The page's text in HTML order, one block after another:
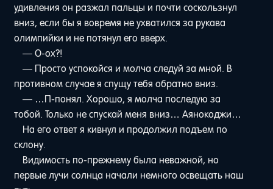
удивления он разжал пальцы и почти соскользнул
вниз, если бы я вовремя не ухватился за рукава
олимпийки и не потянул его вверх.
— О-ох?!
— Просто успокойся и молча следуй за мной. В
противном случае я спущу тебя обратно вниз.
— …П-понял. Хорошо, я молча последую за
тобой. Только не спускай меня вниз… Аянокоджи…
На его ответ я кивнул и продолжил подъем по
склону.
Видимость по-прежнему была неважной, но
первые лучи солнца начали немного освещать наш